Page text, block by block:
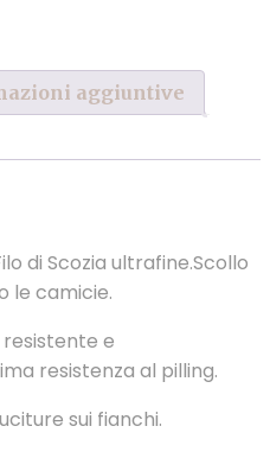
aggiuntive
di Scozia ultrafine.Scollo
le camicie.
e
resistenza al pilling.
sui fianchi.